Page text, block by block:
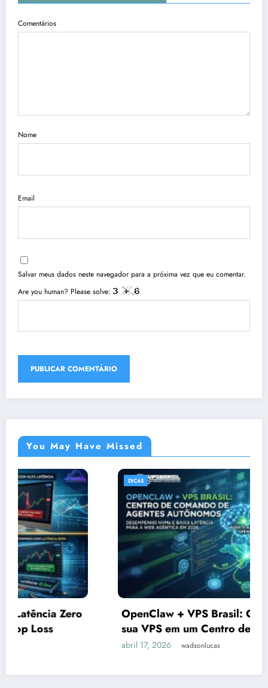
Comentários
Nome
Email
Salvar meus dados neste navegador para a próxima vez que eu comentar.
Are you human? Please solve:
You May Have Missed
DICAS
OpenClaw + VPS Brasil: Como transformar
sua VPS em um Centro de Comando de
Agentes Autônomos em 2026
wadsonlucas